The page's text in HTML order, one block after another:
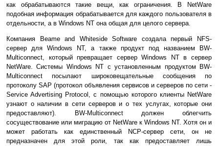
как обрабатываются такие вещи, как ограничения. В NetWare
подобная информация обрабатывается для каждого пользователя в
отдельности, а в Windows NT она общая для целого сервера.
Компания Beame and Whiteside Software создала первый NFS-
сервер для Windows NT, а также продукт под названием BW-
Multiconnect, который превращает сервер Windows NT в сервер
NetWare. Системы Windows NT с установленным продуктом BW-
Multiconnect посылают широковещательные сообщения по
протоколу SAP (протокол объявления сервисов и серверов по сети -
Service Advertising Protocol, с помощью которого клиенты NetWare
узнают о наличии в сети серверов и о тех услугах, которые они
предоставляют). BW-Multiconnect должен облегчить
сосуществование или миграцию от NetWare к Windows NT. Хотя он и
может работать как единственный NCP-сервер сети, он не
предназначен для этой роли, так как предоставляет лишь